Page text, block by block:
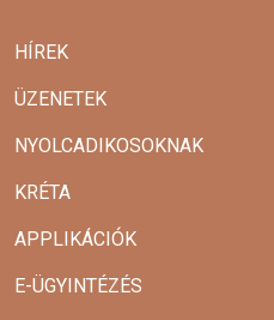
HÍREK
ÜZENETEK
NYOLCADIKOSOKNAK
KRÉTA
APPLIKÁCIÓK
E-ÜGYINTÉZÉS